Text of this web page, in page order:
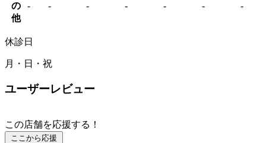
の
他
- - - - - - -
休診日
月・日・祝
ユーザーレビュー
この店舗を応援する！
ここから応援